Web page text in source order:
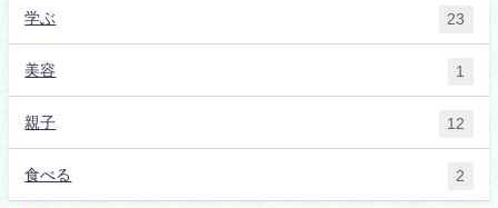
学ぶ 23
美容 1
親子 12
食べる 2